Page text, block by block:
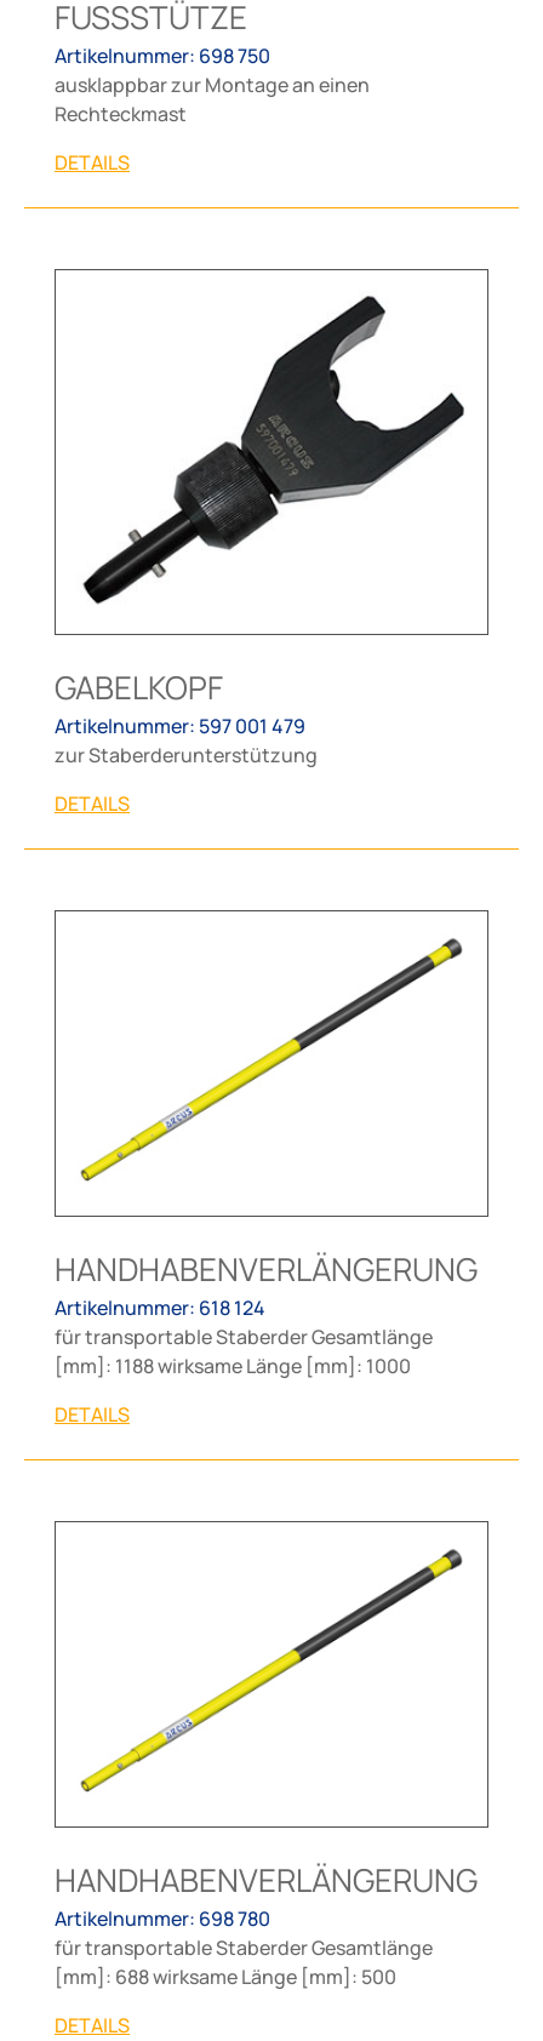
FUSSSTÜTZE
Artikelnummer: 698 750
ausklappbar zur Montage an einen
Rechteckmast
DETAILS
GABELKOPF
Artikelnummer: 597 001 479
zur Staberderunterstützung
DETAILS
HANDHABENVERLÄNGERUNG
Artikelnummer: 618 124
für transportable Staberder Gesamtlänge
[mm]: 1188 wirksame Länge [mm]: 1000
DETAILS
HANDHABENVERLÄNGERUNG
Artikelnummer: 698 780
für transportable Staberder Gesamtlänge
[mm]: 688 wirksame Länge [mm]: 500
DETAILS